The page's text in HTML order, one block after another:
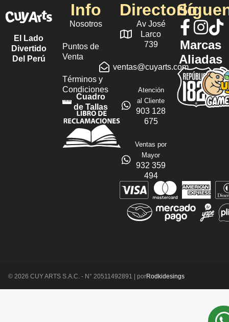
El Lado
Divertido
Del Perú
Info
Nosotros
Puntos de
Venta
Términos y
Condiciones
Cuadro
de Tallas
Directorio
Av José
Larco
739
ventas@cuyarts.com
Atención
al Cliente
903 128
675
Ventas por
Mayor
932 359
494
Marcas
Aliadas
© 2026 CUY ARTS S.A.C. - N° 20511492891 | porRodkidesings